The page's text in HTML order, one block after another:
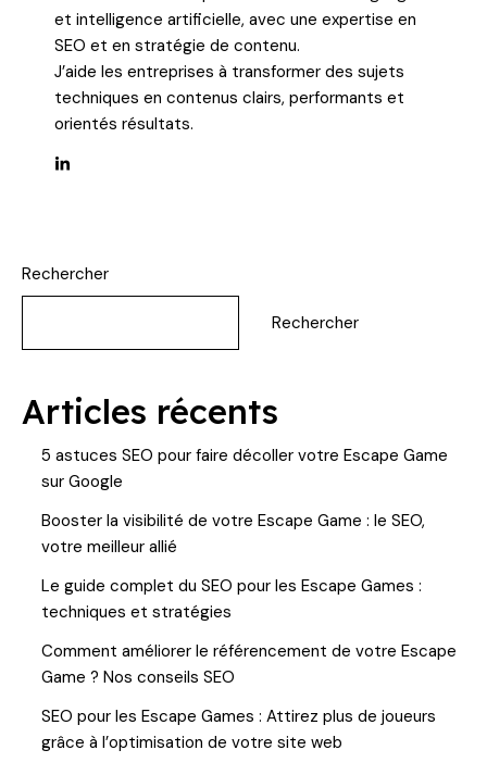
et intelligence artificielle, avec une expertise en
SEO et en stratégie de contenu.
J’aide les entreprises à transformer des sujets
techniques en contenus clairs, performants et
orientés résultats.
Rechercher
Rechercher
Articles récents
5 astuces SEO pour faire décoller votre Escape Game
sur Google
Booster la visibilité de votre Escape Game : le SEO,
votre meilleur allié
Le guide complet du SEO pour les Escape Games :
techniques et stratégies
Comment améliorer le référencement de votre Escape
Game ? Nos conseils SEO
SEO pour les Escape Games : Attirez plus de joueurs
grâce à l’optimisation de votre site web